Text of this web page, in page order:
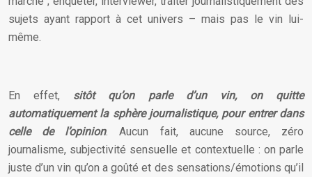
sujets ayant rapport à cet univers – mais pas le vin lui-
même.
En effet, sitôt qu’on parle d’un vin, on quitte
automatiquement la sphère journalistique, pour entrer dans
celle de l’opinion. Aucun fait, aucune source, zéro
journalisme, subjectivité sensuelle et contextuelle : on parle
juste d’un vin qu’on a goûté et des sensations/émotions qu’il